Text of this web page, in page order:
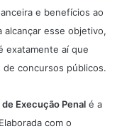
e benefícios ao
alcançar esse objetivo,
exatamente aí que
de concursos públicos.
Execução Penal é a
com o